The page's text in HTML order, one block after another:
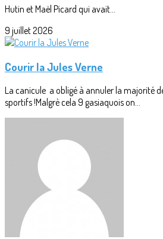
Hutin et Maël Picard qui avait...
9 juillet 2026
Courir la Jules Verne
La canicule a obligé à annuler la majorité
sportifs !Malgrè cela 9 gasiaquois on...